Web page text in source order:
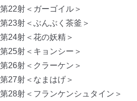
第22射＜ガーゴイル＞
第23射＜ぶんぶく茶釜＞
第24射＜花の妖精＞
第25射＜キョンシー＞
第26射＜クラーケン＞
第27射＜なまはげ＞
第28射＜フランケンシュタイン＞